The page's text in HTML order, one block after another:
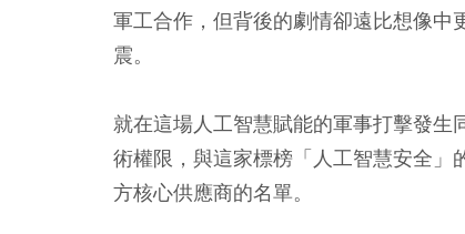
軍工合作，但背後的劇情卻遠比想像
震。
就在這場人工智慧賦能的軍事打擊發生
術權限，與這家標榜「人工智慧安全」
方核心供應商的名單。